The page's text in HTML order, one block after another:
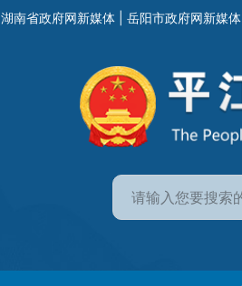
湖南省政府网新媒体 岳阳市政府网新媒体